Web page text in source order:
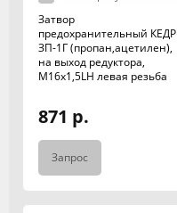
Затвор
предохранительный КЕДР
ЗП-1Г (пропан,ацетилен),
на выход редуктора,
М16х1,5LH левая резьба
871 р.
Запрос